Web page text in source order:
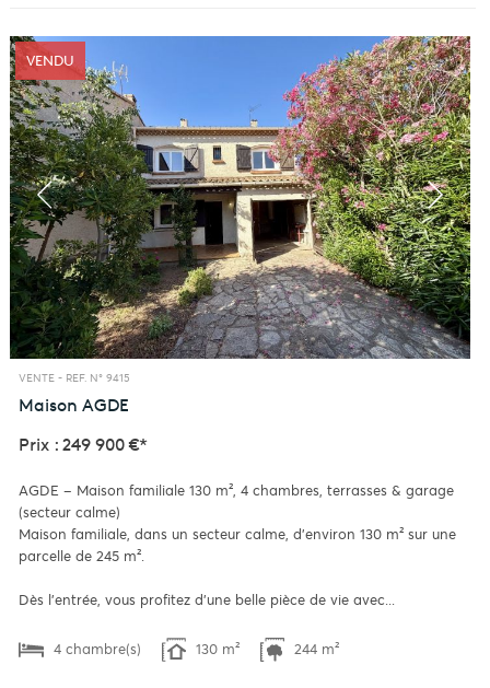
VENDU
VENTE - REF. N° 9415
Maison AGDE
Prix : 249 900 €*
AGDE – Maison familiale 130 m², 4 chambres, terrasses & garage
(secteur calme)
Maison familiale, dans un secteur calme, d’environ 130 m² sur une
parcelle de 245 m².
Dès l’entrée, vous profitez d’une belle pièce de vie avec...
4 chambre(s) 130 m² 244 m²